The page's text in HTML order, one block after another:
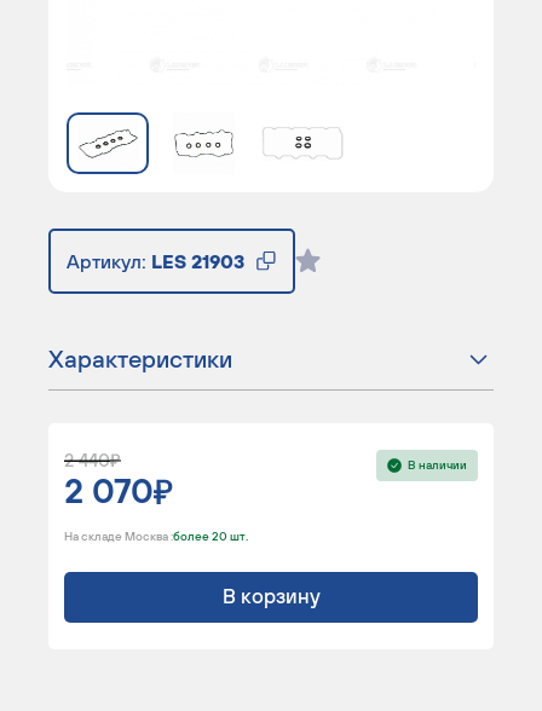
Артикул: LES 21903
Характеристики
2 440
2 070
В наличии
На складе Москва :более 20 шт.
В корзину